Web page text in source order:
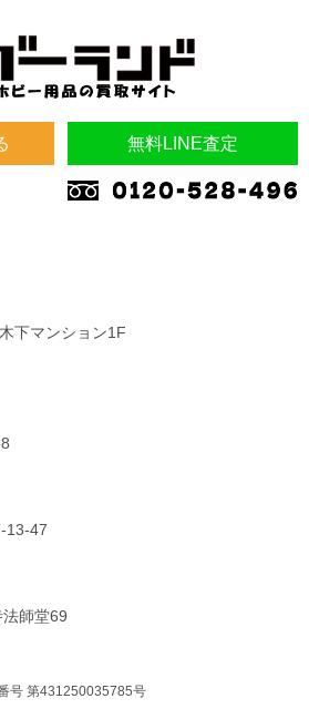
無料LINE査定
下マンション1F
13-47
師堂69
号 第431250035785号